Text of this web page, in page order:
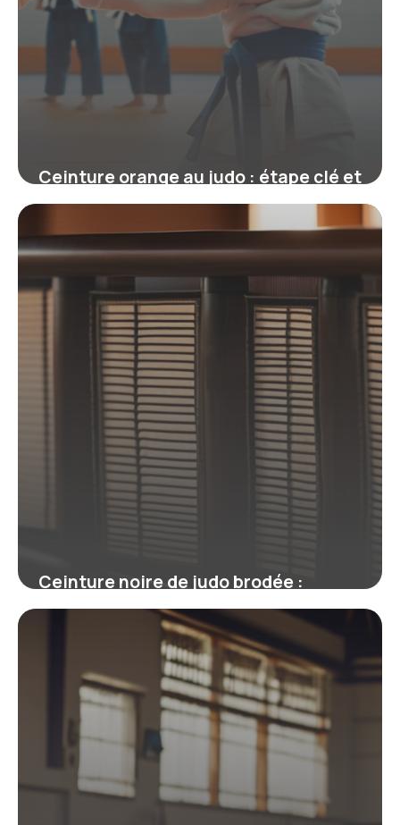
Ceinture orange au judo : étape clé et
exigences pour progresser
19 juin 2026
Ceinture noire de judo brodée :
symbole, personnalisation et
réglementation